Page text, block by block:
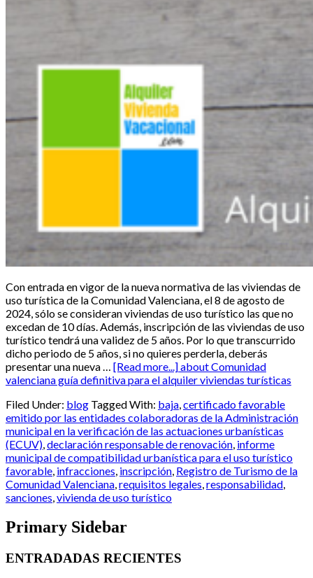
Con entrada en vigor de la nueva normativa de las viviendas de
uso turística de la Comunidad Valenciana, el 8 de agosto de
2024, sólo se consideran viviendas de uso turístico las que no
excedan de 10 días. Además, inscripción de las viviendas de uso
turístico tendrá una validez de 5 años. Por lo que transcurrido
dicho periodo de 5 años, si no quieres perderla, deberás
presentar una nueva … [Read more...]about Comunidad
valenciana guía definitiva para el alquiler viviendas turísticas
Filed Under: blog Tagged With: baja certificado favorable
emitido por las entidades colaboradoras de la Administración
municipal en la verificación de las actuaciones urbanísticas
(ECUV) declaración responsable de renovación informe
municipal de compatibilidad urbanística para el uso turístico
favorable infracciones inscripción Registro de Turismo de la
Comunidad Valenciana requisitos legales responsabilidad
sanciones vivienda de uso turístico
Primary Sidebar
ENTRADADAS RECIENTES